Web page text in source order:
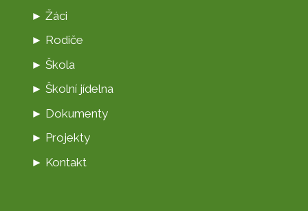
► Žáci
► Rodiče
► Škola
► Školní jídelna
► Dokumenty
► Projekty
► Kontakt